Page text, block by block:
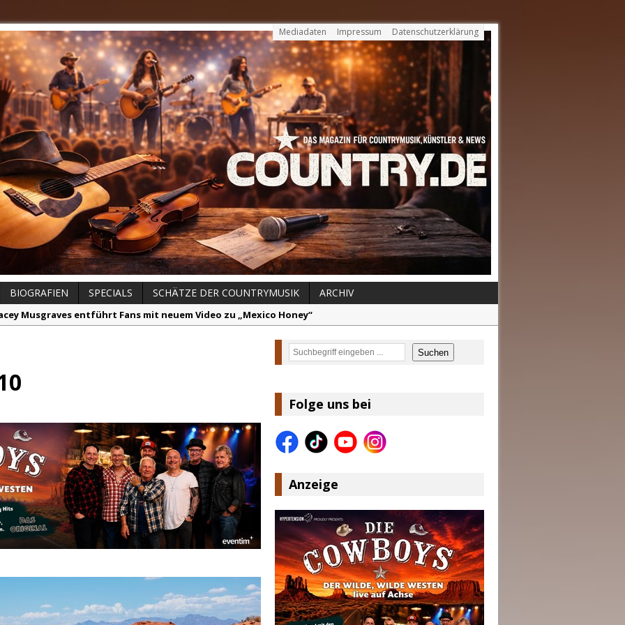
Mediadaten Impressum Datenschutzerklärung
BIOGRAFIEN SPECIALS SCHÄTZE DER COUNTRYMUSIK
ARCHIV
Musgraves entführt Fans mit neuem Video zu „Mexico Honey“
Music Hot News – 2. August 2026: Dolly Parton, Bill Anderson und Shaboozey im Fokus
Johnson & The Hollywood Hillbillies kündigen neues Album mit „Better Days Ahead“ an
für Euer Vertrauen: Country.de erreicht täglich rund 10.000 Leser
Suchen Suchen
Folge uns bei
Anzeige